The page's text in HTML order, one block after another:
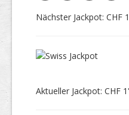
Nächster Jackpot: CHF
Aktueller Jackpot: CHF